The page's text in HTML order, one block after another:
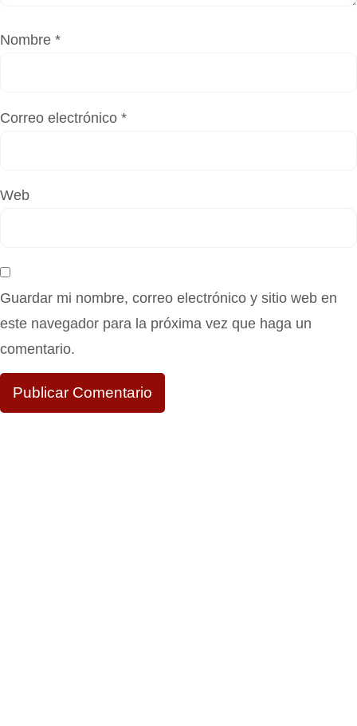
Nombre *
Correo electrónico *
Web
Guardar mi nombre, correo electrónico y sitio web en
este navegador para la próxima vez que haga un
comentario.